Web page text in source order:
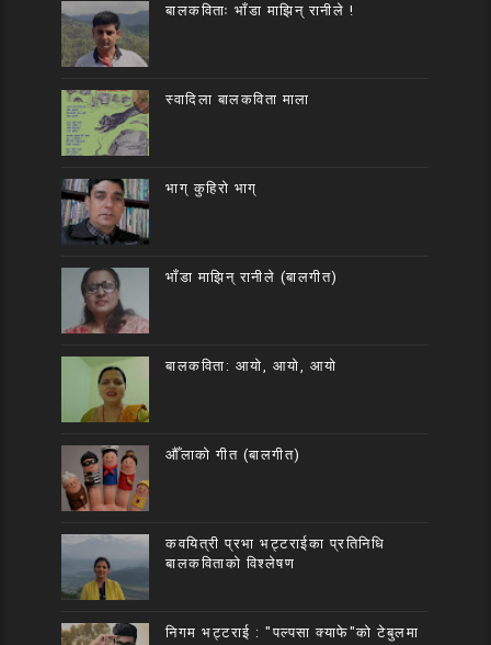
बालकविताः भाँडा माझिन् रानीले !
स्वादिला बालकविता माला
भाग् कुहिरो भाग्
भाँडा माझिन् रानीले (बालगीत)
बालकविता: आयो, आयो, आयो
औँलाको गीत (बालगीत)
कवयित्री प्रभा भट्टराईका प्रतिनिधि
बालकविताको विश्लेषण
निगम भट्टराई : "पल्पसा क्याफे"को टेबुलमा